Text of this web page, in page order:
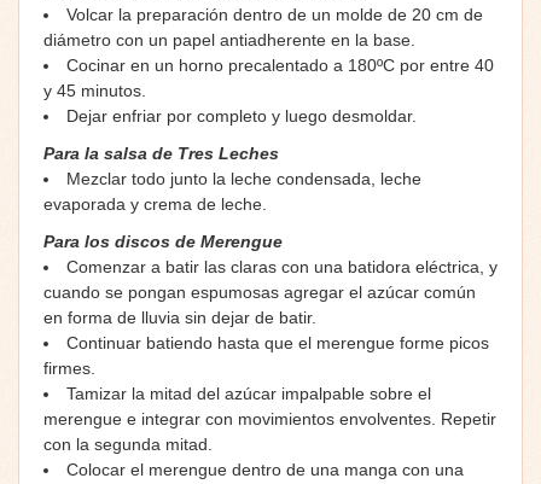
Volcar la preparación dentro de un molde de 20 cm de
diámetro con un papel antiadherente en la base.
Cocinar en un horno precalentado a 180ºC por entre 40
y 45 minutos.
Dejar enfriar por completo y luego desmoldar.
Para la salsa de Tres Leches
Mezclar todo junto la leche condensada, leche
evaporada y crema de leche.
Para los discos de Merengue
Comenzar a batir las claras con una batidora eléctrica, y
cuando se pongan espumosas agregar el azúcar común
en forma de lluvia sin dejar de batir.
Continuar batiendo hasta que el merengue forme picos
firmes.
Tamizar la mitad del azúcar impalpable sobre el
merengue e integrar con movimientos envolventes. Repetir
con la segunda mitad.
Colocar el merengue dentro de una manga con una